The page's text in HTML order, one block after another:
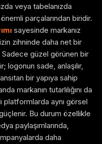
veya tabelanızda
parçalarından biridir.
sayesinde markanız
zihninde daha net bir
Sadece güzel görünen bir
sade, anlaşılır,
bir yapıya sahip
markanın tutarlılığını da
aynı görsel
Bu durum özellikle
paylaşımlarında,
daha